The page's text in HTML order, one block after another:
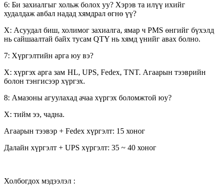
6: Би захиалгыг хольж болох уу? Хэрэв та илүү ихийг
худалдаж авбал надад хямдрал өгнө үү?
Х: Асуудал биш, холимог захиалга, ямар ч PMS өнгийг бүхэлд
нь сайшаалтай байх тусам QTY нь хямд үнийг авах болно.
7: Хүргэлтийн арга юу вэ?
Х: хүргэх арга зам HL, UPS, Fedex, TNT. Агаарын тээврийн
болон тэнгисээр хүргэх.
8: Амазоны агуулахад ачаа хүргэх боломжтой юу?
Х: тийм ээ, чадна.
Агаарын тээвэр + Fedex хүргэлт: 15 хоног
Далайн хүргэлт + UPS хүргэлт: 35 ~ 40 хоног
Холбогдох мэдээлэл :